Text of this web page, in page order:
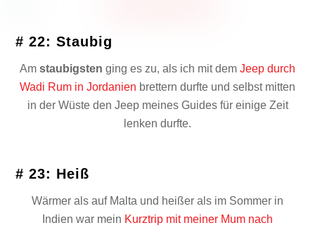
# 22: Staubig
Am staubigsten ging es zu, als ich mit dem Jeep durch
Wadi Rum in Jordanien brettern durfte und selbst mitten
in der Wüste den Jeep meines Guides für einige Zeit
lenken durfte.
# 23: Heiß
Wärmer als auf Malta und heißer als im Sommer in
Indien war mein Kurztrip mit meiner Mum nach